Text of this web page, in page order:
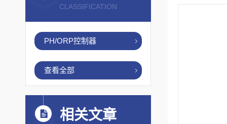
CLASSIFICATION
PH/ORP控制器
查看全部
相关文章